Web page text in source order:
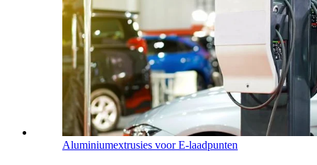
Aluminiumextrusies voor E-laadpunten